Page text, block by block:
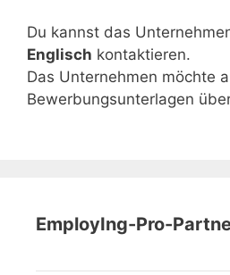
Du kannst das
Englisch kontaktieren.
Das Unternehmen möchte
Bewerbungsunterlagen
EmployIng-Pro-